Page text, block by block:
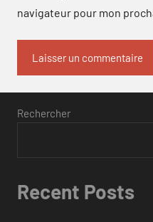
navigateur pour mon
Rechercher
Recent Posts